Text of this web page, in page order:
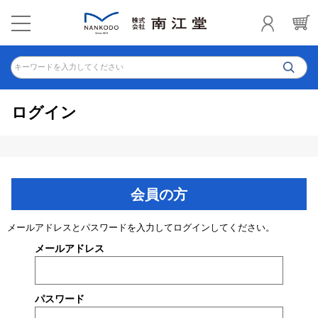
キーワードを入力してください
ログイン
会員の方
メールアドレスとパスワードを入力してログインしてください。
メールアドレス
パスワード